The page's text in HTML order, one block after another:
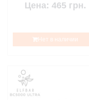
Цена: 465 грн.
Нет в наличии